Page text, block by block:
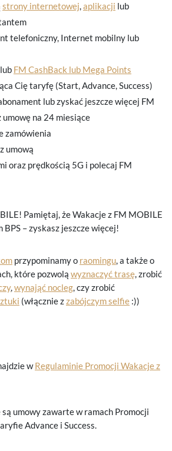
strony internetowej,aplikacji lub
telefoniczny, Internet mobilny lub
lub FM CashBack lub Mega Points
Cię taryfę (Start, Advance, Success)
lub zyskać jeszcze więcej FM
na 24 miesiące
zamówienia
umową
oraz prędkością 5G i polecaj FM
Pamiętaj, że Wakacje z FM MOBILE
BPS – zyskasz jeszcze więcej!
przypominamy o raomingu, a także o
które pozwolą wyznaczyć trasę, zrobić
,wynająć nocleg, czy zrobić
(włącznie zzabójczym selfie :))
wRegulaminie Promocji Wakacje z
są umowy zawarte w ramach Promocji
Advance i Success.